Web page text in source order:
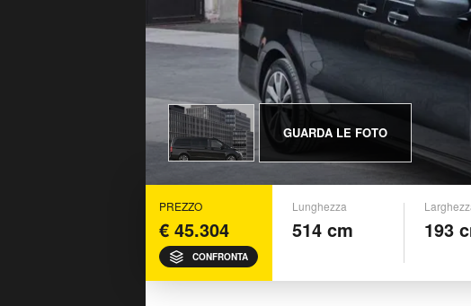
GUARDA LE FOTO
PREZZO
€ 45.304
CONFRONTA
Lunghezza
514 cm 193